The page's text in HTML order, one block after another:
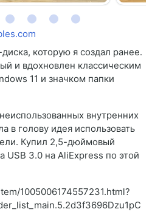
которую я создал ранее.
и вдохновлен классическим
11 и значком папки
внутренних
в голову идея использовать
Купил 2,5-дюймовый
USB 3.0 на AliExpress по этой
1005006174557231.html?